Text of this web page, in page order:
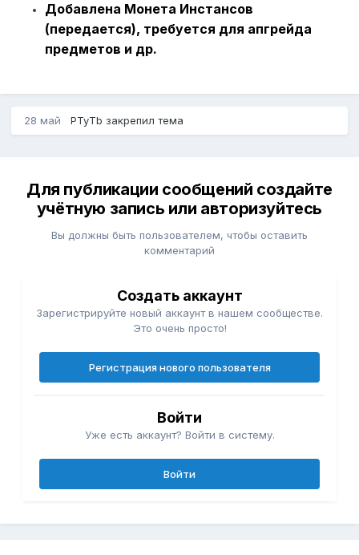
Добавлена Монета Инстансов
(передается), требуется для апгрейда
предметов и др.
28 май PTyTb закрепил тема
Для публикации сообщений создайте
учётную запись или авторизуйтесь
Вы должны быть пользователем, чтобы оставить
комментарий
Создать аккаунт
Зарегистрируйте новый аккаунт в нашем сообществе.
Это очень просто!
Регистрация нового пользователя
Войти
Уже есть аккаунт? Войти в систему.
Войти